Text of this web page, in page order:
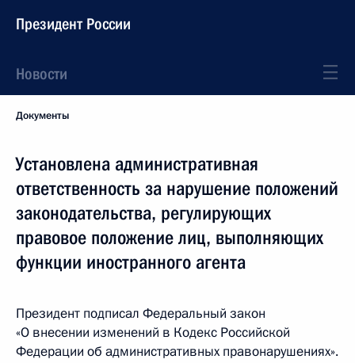
Президент России
Новости
Документы
Установлена административная
ответственность за нарушение положений
законодательства, регулирующих
правовое положение лиц, выполняющих
функции иностранного агента
Президент подписал Федеральный закон
«О внесении изменений в Кодекс Российской
Федерации об административных правонарушениях».